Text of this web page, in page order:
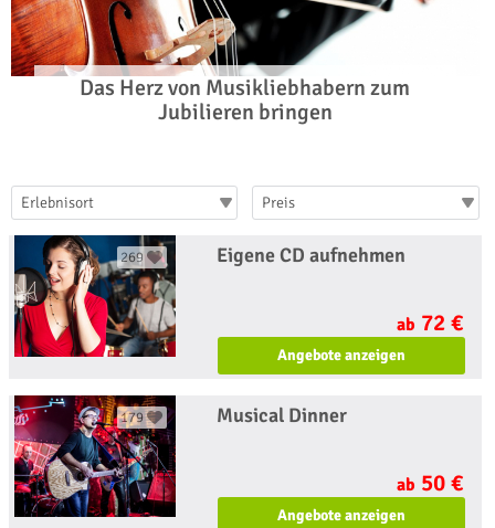
Das Herz von Musikliebhabern zum
Jubilieren bringen
Erlebnisort Preis
269 Eigene CD aufnehmen
ab 72 €
Angebote anzeigen
179 Musical Dinner
ab 50 €
Angebote anzeigen